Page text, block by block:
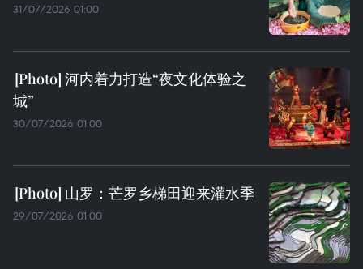
31/07/2026 01:00
河内着力打造“夜文化体验之
城”
30/07/2026 01:00
山罗：芒罗乡梯田迎来灌水季
29/07/2026 01:00